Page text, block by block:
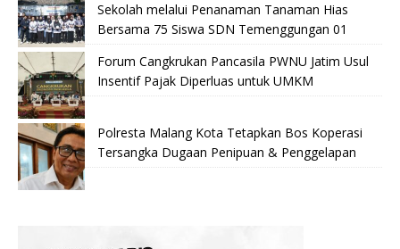
Sekolah melalui Penanaman Tanaman Hias
Bersama 75 Siswa SDN Temenggungan 01
Forum Cangkrukan Pancasila PWNU Jatim Usul
Insentif Pajak Diperluas untuk UMKM
Polresta Malang Kota Tetapkan Bos Koperasi
Tersangka Dugaan Penipuan & Penggelapan